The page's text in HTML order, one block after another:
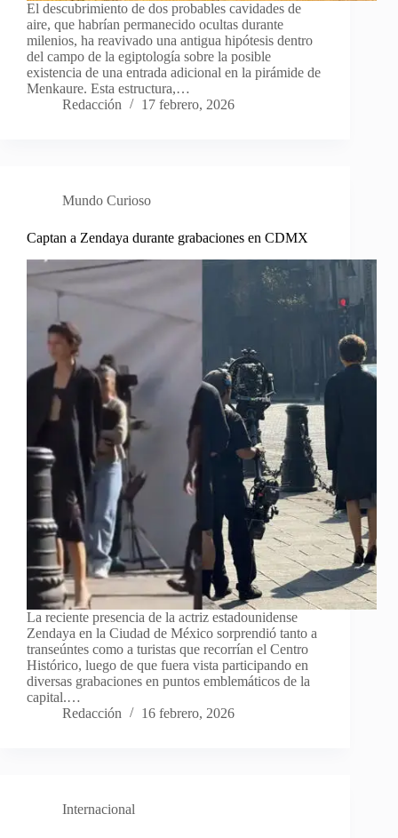
El descubrimiento de dos probables cavidades de
aire, que habrían permanecido ocultas durante
milenios, ha reavivado una antigua hipótesis dentro
del campo de la egiptología sobre la posible
existencia de una entrada adicional en la pirámide de
Menkaure. Esta estructura,…
Redacción
17 febrero, 2026
Mundo Curioso
Captan a Zendaya durante grabaciones en CDMX
La reciente presencia de la actriz estadounidense
Zendaya en la Ciudad de México sorprendió tanto a
transeúntes como a turistas que recorrían el Centro
Histórico, luego de que fuera vista participando en
diversas grabaciones en puntos emblemáticos de la
capital.…
Redacción
16 febrero, 2026
Internacional